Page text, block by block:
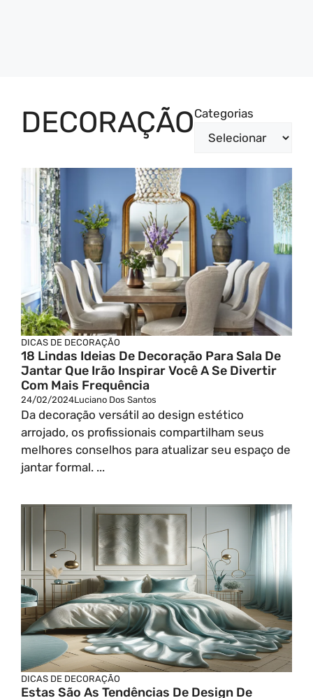
DECORAÇÃOCategorias
DICAS DE DECORAÇÃO
18 Lindas Ideias De Decoração Para Sala De
Jantar Que Irão Inspirar Você A Se Divertir
Com Mais Frequência
24/02/2024Luciano Dos Santos
Da decoração versátil ao design estético
arrojado, os profissionais compartilham seus
melhores conselhos para atualizar seu espaço de
jantar formal. ...
DICAS DE DECORAÇÃO
Estas São As Tendências De Design De